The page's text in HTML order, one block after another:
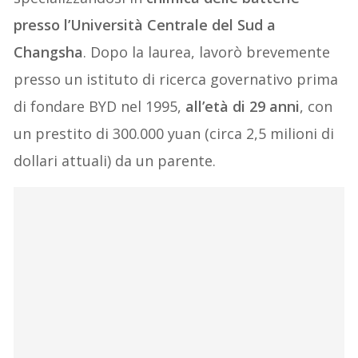
presso l’Università Centrale del Sud a
Changsha. Dopo la laurea, lavorò brevemente
presso un istituto di ricerca governativo prima
di fondare BYD nel 1995, all’età di 29 anni, con
un prestito di 300.000 yuan (circa 2,5 milioni di
dollari attuali) da un parente.